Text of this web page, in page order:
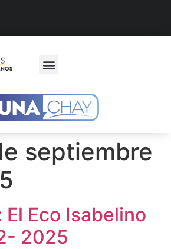
septiembre
Eco Isabelino
2025